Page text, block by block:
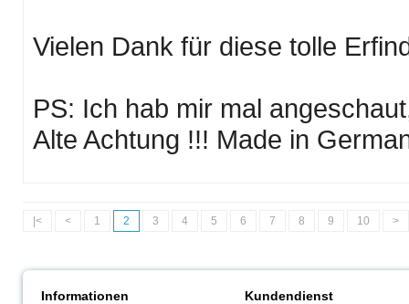
Vielen Dank für diese tolle
PS: Ich hab mir mal
Alte Achtung !!! Made in
|< < 1 2 3 4 5 6 7 8 9 10 >
Informationen Kundendienst